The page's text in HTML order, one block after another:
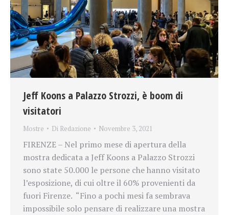
Jeff Koons a Palazzo Strozzi, è boom di
visitatori
Mostre Di Redazione Novembre 3, 2021
FIRENZE – Nel primo mese di apertura della
mostra dedicata a Jeff Koons a Palazzo Strozzi
sono state 50.000 le persone che hanno visitato
l’esposizione, di cui oltre il 60% provenienti da
fuori Firenze. “Fino a pochi mesi fa sembrava
impossibile solo pensare di realizzare una mostra